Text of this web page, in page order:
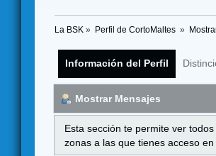
La BSK » Perfil de CortoMaltes »
Información del Perfil
Mostrar Mensajes
Esta sección te permite ver
zonas a las que tienes acceso en